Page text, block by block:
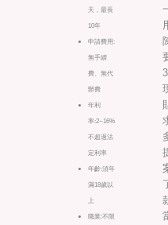
天，最長
10年
申請費用:
無手續
費、無代
辦費
年利
率:2~16%
不超過法
定利率
年齡:須年
滿18歲以
上
職業:不限